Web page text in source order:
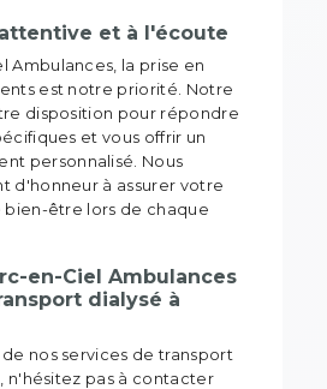
et à l'écoute
Ambulances, la prise en
est notre priorité. Notre
disposition pour répondre
et vous offrir un
personnalisé. Nous
d'honneur à assurer votre
être lors de chaque
en-Ciel Ambulances
dialysé à
nos services de transport
n'hésitez pas à contacter